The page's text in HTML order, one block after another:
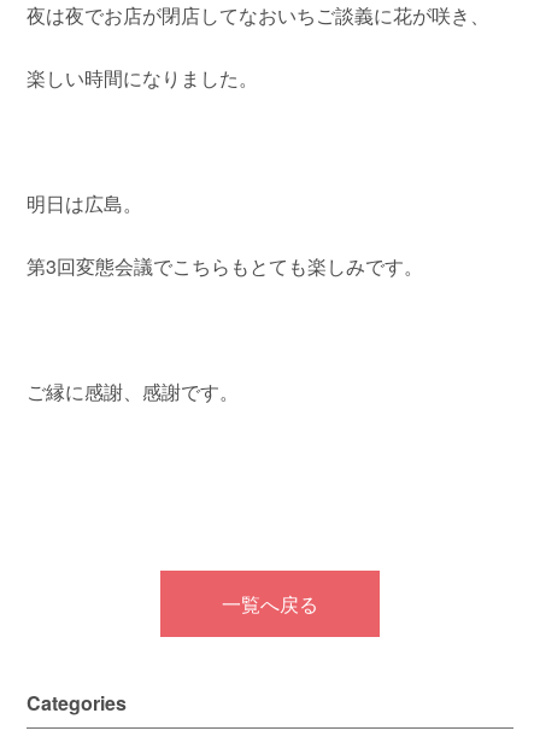
夜は夜でお店が閉店してなおいちご談義に花が咲き、
楽しい時間になりました。
明日は広島。
第3回変態会議でこちらもとても楽しみです。
ご縁に感謝、感謝です。
一覧へ戻る
Categories